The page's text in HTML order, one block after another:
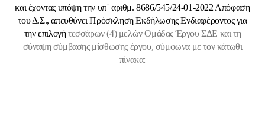
και έχοντας υπόψη την υπ΄ αριθμ. 8686/545/24-01-2022 Απόφαση
του Δ.Σ., απευθύνει Πρόσκληση Εκδήλωσης Ενδιαφέροντος για
την επιλογήτεσσάρων (4) μελών Ομάδας Έργου ΣΔΕ και τη
σύναψη σύμβασης μίσθωσης έργου, σύμφωνα με τον κάτωθι
πίνακα: